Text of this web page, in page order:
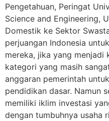
Pengetahuan, Peringat
Science and Engineering,
Domestik ke Sektor
perjuangan Indonesia
mereka, jika yang menjadi
kategori yang masih
anggaran pemerintah
pendidikan dasar. Namun
memiliki iklim investasi
dengan tumbuhnya usaha